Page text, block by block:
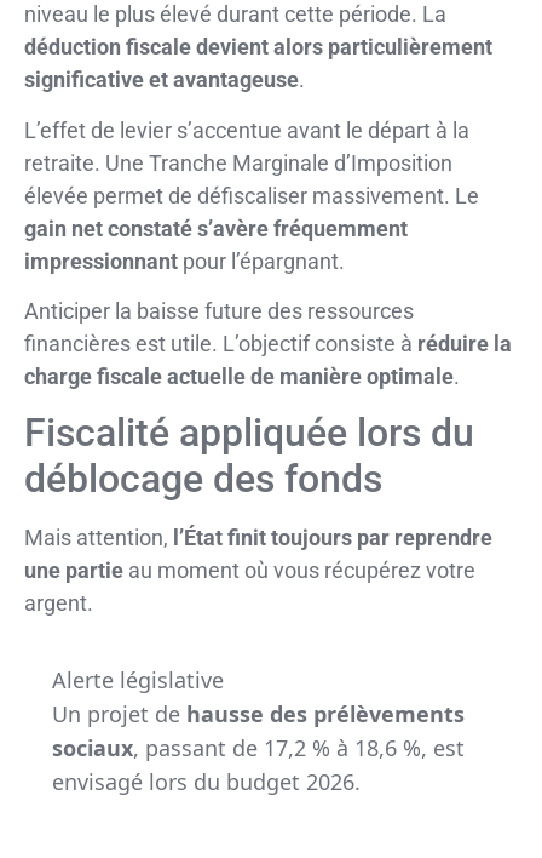
niveau le plus élevé durant cette période. La
déduction fiscale devient alors particulièrement
significative et avantageuse.
L’effet de levier s’accentue avant le départ à la
retraite. Une Tranche Marginale d’Imposition
élevée permet de défiscaliser massivement. Le
gain net constaté s’avère fréquemment
impressionnant pour l’épargnant.
Anticiper la baisse future des ressources
financières est utile. L’objectif consiste à réduire la
charge fiscale actuelle de manière optimale.
Fiscalité appliquée lors du
déblocage des fonds
Mais attention, l’État finit toujours par reprendre
une partie au moment où vous récupérez votre
argent.
Alerte législative
Un projet de hausse des prélèvements
sociaux, passant de 17,2 % à 18,6 %, est
envisagé lors du budget 2026.